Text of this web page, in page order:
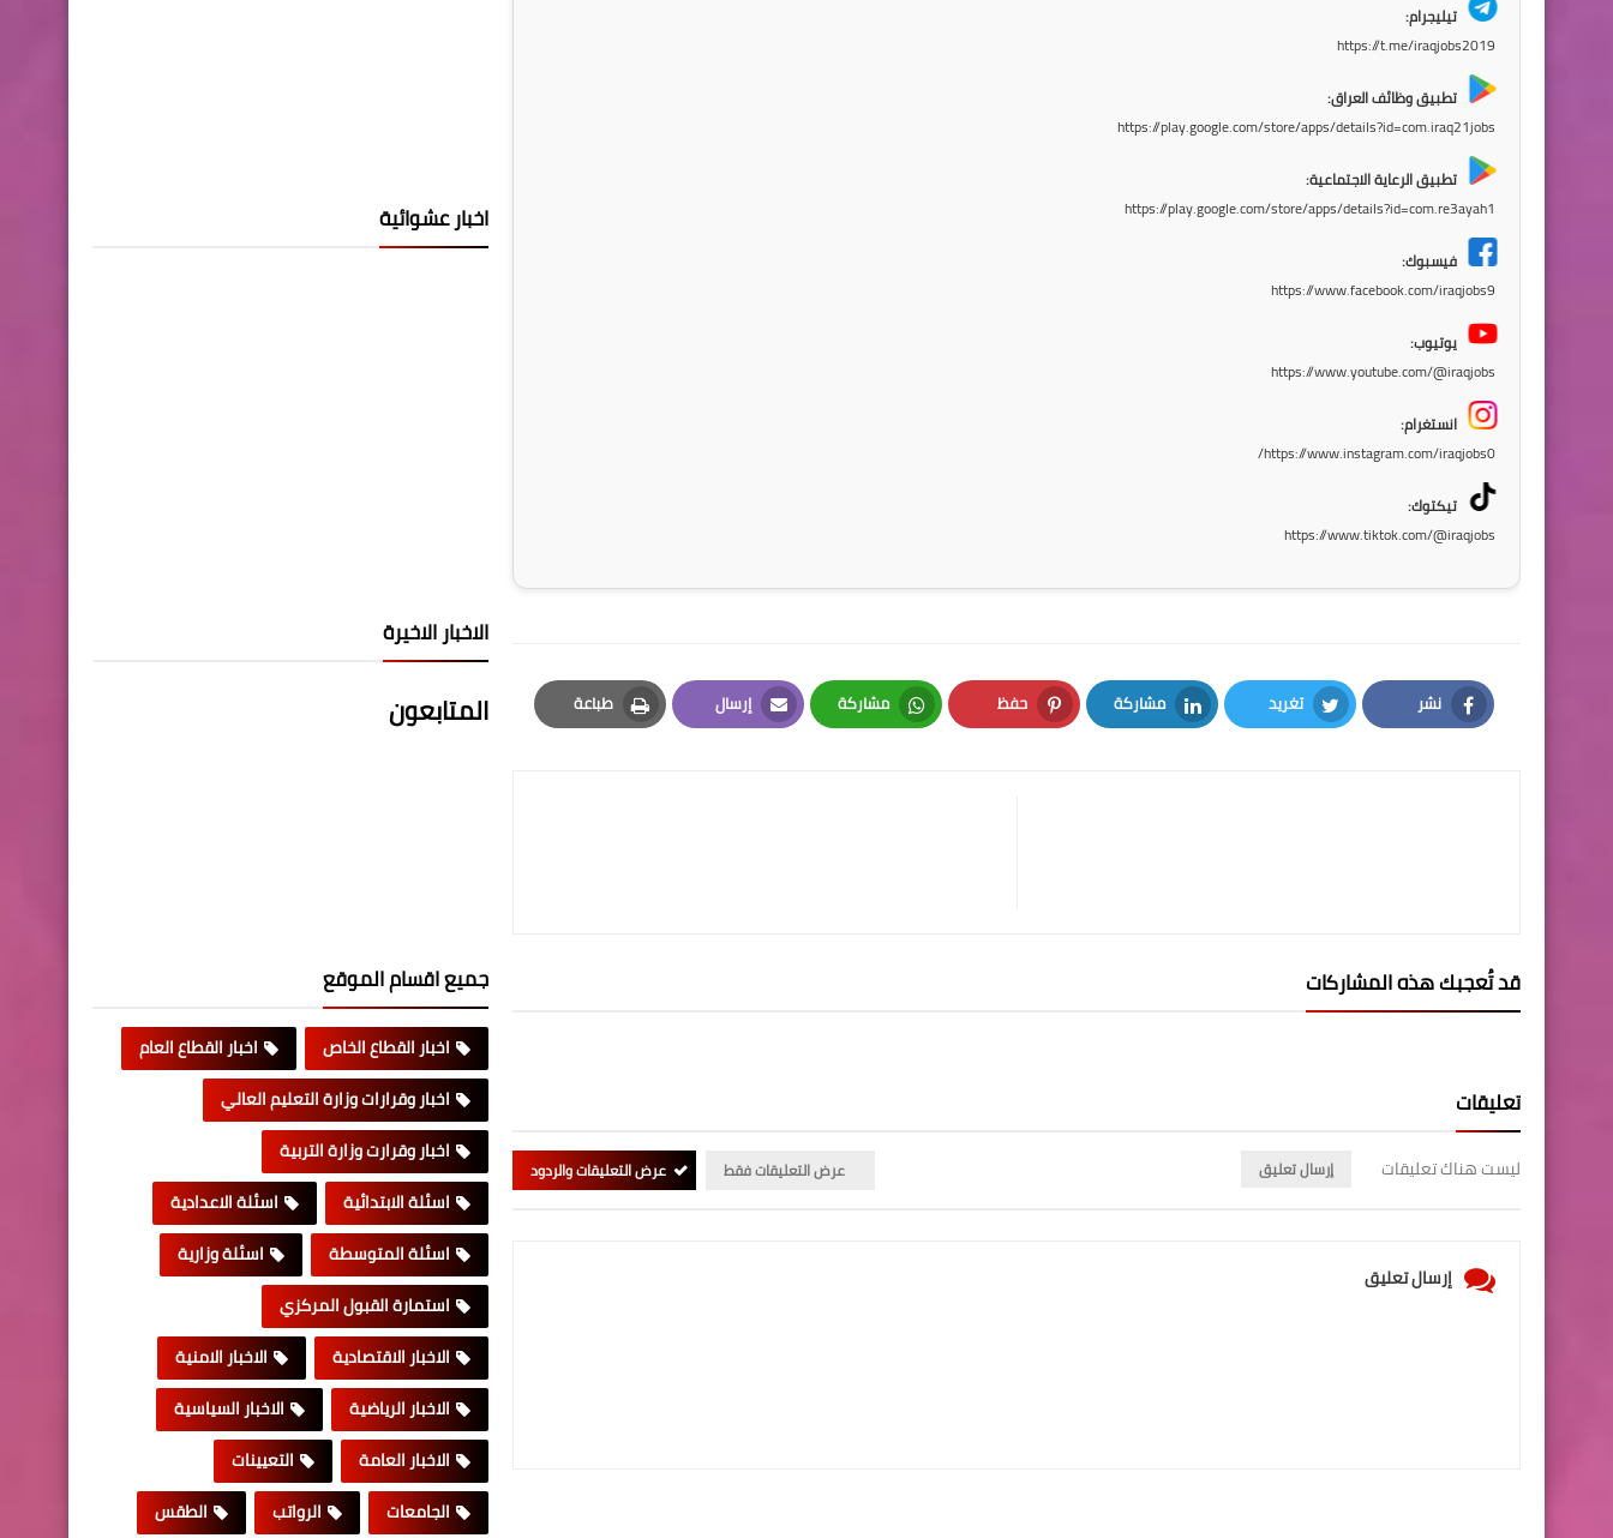
تيليجرام:
https://t.me/iraqjobs2019
تطبيق وظائف العراق:
https://play.google.com/store/apps/details?id=com.iraq21jobs
تطبيق الرعاية الاجتماعية:
https://play.google.com/store/apps/details?id=com.re3ayah1
فيسبوك:
https://www.facebook.com/iraqjobs9
يوتيوب:
https://www.youtube.com/@iraqjobs
انستغرام:
https://www.instagram.com/iraqjobs0/
تيكتوك:
https://www.tiktok.com/@iraqjobs
نشر
Facebook
تغريد
Twitter
مشاركة
LinkedIn
حفظ
Pinterest
مشاركة
Whatsapp
إرسال
Email
طباعة
Print
قد تُعجبك هذه المشاركات
تعليقات
ليست هناك تعليقات إرسال تعليق عرض التعليقات فقط عرض التعليقات والردود
إرسال تعليق
اخبار عشوائية
الاخبار الاخيرة
المتابعون
جميع اقسام الموقع
اخبار القطاع الخاص
اخبار القطاع العام
اخبار وقرارات وزارة التعليم العالي
اخبار وقرارت وزارة التربية
اسئلة الابتدائية
اسئلة الاعدادية
اسئلة المتوسطة
اسئلة وزارية
استمارة القبول المركزي
الاخبار الاقتصادية
الاخبار الامنية
الاخبار الرياضية
الاخبار السياسية
الاخبار العامة
التعيينات
الجامعات
الرواتب الطقس